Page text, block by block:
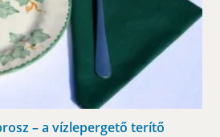
– a vízlepergető terítő